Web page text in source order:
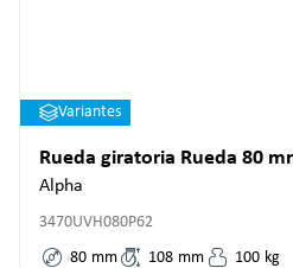
Variantes
Rueda giratoria Rueda 80
Alpha
3470UVH080P62
80 mm 108 mm 100 kg